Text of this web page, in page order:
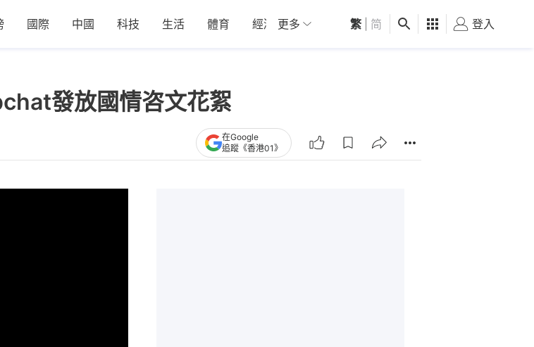
國際 中國 科技 生活 體育 經濟 01深圳 觀點 健康 好食玩飛
更多 繁 简 登入
發放國情咨文花絮
在Google
追蹤《香港01》